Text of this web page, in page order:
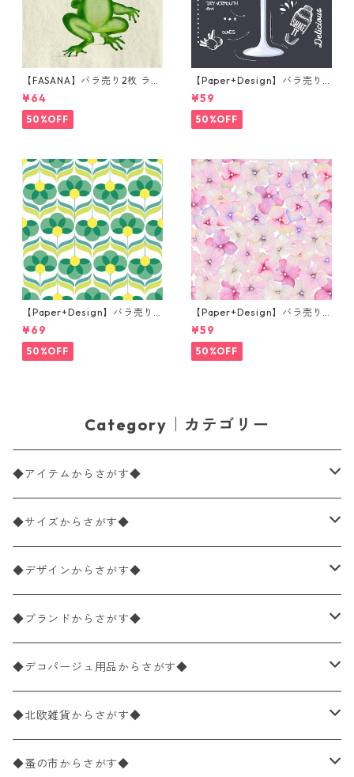
【FASANA】バラ売り2枚 ラン
チサイズ ペーパーナプキン Fr
og prince ナチュラル
¥64
50%OFF
【Paper+Design】バラ売り2
枚 カクテルサイズ ペーパーナ
プキン Martini ブラック
¥59
50%OFF
【Paper+Design】バラ売り2
枚 ランチサイズ ペーパーナプ
キン Geo Flowers グリーン
¥69
50%OFF
【Paper+Design】バラ売り2
枚 カクテルサイズ ペーパーナ
プキン Small blossoms ピン
ク
¥59
50%OFF
Category｜カテゴリー
◆アイテムからさがす◆
ペーパーナプキン2枚バラ売り
ペーパーナプキン1枚バラ売り
ペーパーナプキン20枚入りパック
ペーパーナプキン10枚入りパック
ライスペーパー
ペーパーリネンナプキン
◆サイズからさがす◆
33×33cm（ランチサイズ）
バラ売り
パック売り
25×25cm（カクテルサイズ）
バラ売り
パック売り
40×40cm（ディナーサイズ）
バラ売り
パック売り
21×21cm（ポケットサイズ）
バラ売り
33cm（ラウンド）
◆デザインからさがす◆
花柄
植物・グリーン柄
動物・鳥・昆虫・蝶柄
海・魚柄
◆ブランドからさがす◆
ドイツ製 IHR/イア
ランチサイズ
カクテルサイズ
ドイツ製 Ambiente/アンビエンテ
ランチサイズ
ドイツ製 Paperproducts Design
◆デコパージュ用品からさがす◆
デコパージュ液
デコパージュ下地
◆北欧雑貨からさがす◆
シリコンモールド
◆蚤の市からさがす◆